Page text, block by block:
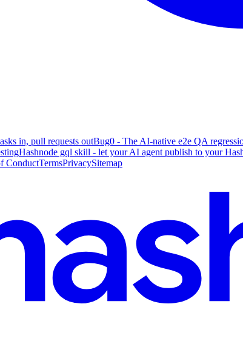
in, pull requests outBug0 - The AI-native e2e QA
Hashnode gql skill - let your AI agent publish to your
ConductTermsPrivacySitemap